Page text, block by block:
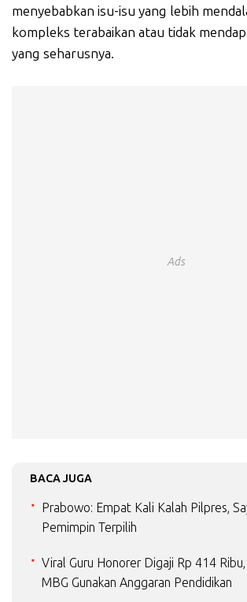
menyebabkan isu-isu yang lebih
kompleks terabaikan atau tidak
yang seharusnya.
Ads
BACA JUGA
Prabowo: Empat Kali Kalah Pilpres,
Pemimpin Terpilih
Viral Guru Honorer Digaji Rp 414
MBG Gunakan Anggaran Pendidikan